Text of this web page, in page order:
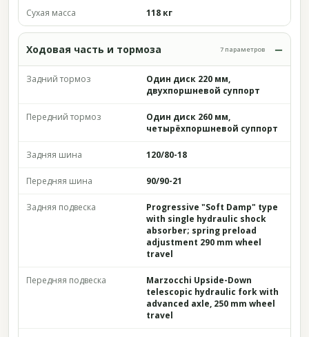
Сухая масса 118 кг
Ходовая часть и тормоза 7 параметров
Задний тормоз
Один диск 220 мм,
двухпоршневой суппорт
Передний тормоз
Один диск 260 мм,
четырёхпоршневой суппорт
Задняя шина 120/80-18
Передняя шина 90/90-21
Задняя подвеска
Progressive "Soft Damp" type
with single hydraulic shock
absorber; spring preload
adjustment 290 mm wheel
travel
Передняя подвеска
Marzocchi Upside-Down
telescopic hydraulic fork with
advanced axle, 250 mm wheel
travel